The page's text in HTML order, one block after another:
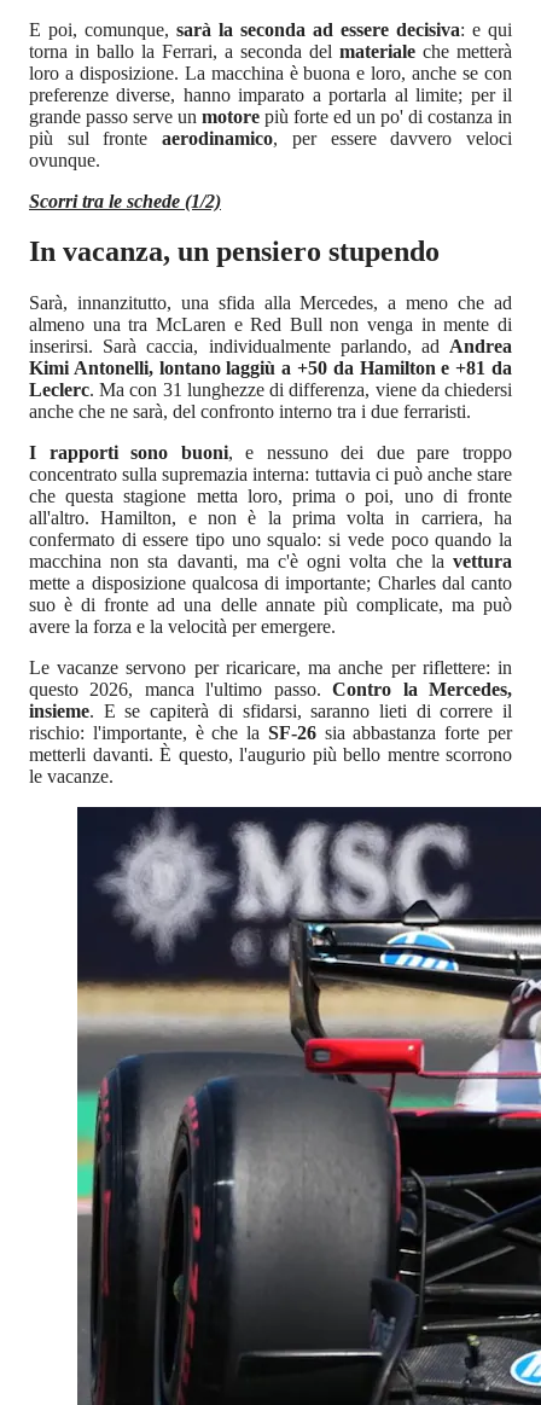
E poi, comunque, sarà la seconda ad essere decisiva: e qui
torna in ballo la Ferrari, a seconda del materiale che metterà
loro a disposizione. La macchina è buona e loro, anche se con
preferenze diverse, hanno imparato a portarla al limite; per il
grande passo serve un motore più forte ed un po' di costanza in
più sul fronteaerodinamico, per essere davvero veloci
ovunque.
Scorri tra le schede (1/2)
In vacanza, un pensiero stupendo
Sarà, innanzitutto, una sfida alla Mercedes, a meno che ad
almeno una tra McLaren e Red Bull non venga in mente di
inserirsi. Sarà caccia, individualmente parlando, ad Andrea
Kimi Antonelli, lontano laggiù a +50 da Hamilton e +81 da
Leclerc. Ma con 31 lunghezze di differenza, viene da chiedersi
anche che ne sarà, del confronto interno tra i due ferraristi.
I rapporti sono buoni, e nessuno dei due pare troppo
concentrato sulla supremazia interna: tuttavia ci può anche stare
che questa stagione metta loro, prima o poi, uno di fronte
all'altro. Hamilton, e non è la prima volta in carriera, ha
confermato di essere tipo uno squalo: si vede poco quando la
macchina non sta davanti, ma c'è ogni volta che la vettura
mette a disposizione qualcosa di importante; Charles dal canto
suo è di fronte ad una delle annate più complicate, ma può
avere la forza e la velocità per emergere.
Le vacanze servono per ricaricare, ma anche per riflettere: in
questo 2026, manca l'ultimo passo.Contro la Mercedes,
insieme. E se capiterà di sfidarsi, saranno lieti di correre il
rischio: l'importante, è che la SF-26sia abbastanza forte per
metterli davanti. È questo, l'augurio più bello mentre scorrono
le vacanze.